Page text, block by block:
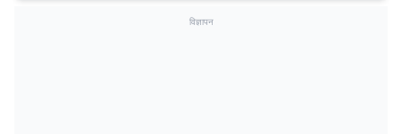
विज्ञापन